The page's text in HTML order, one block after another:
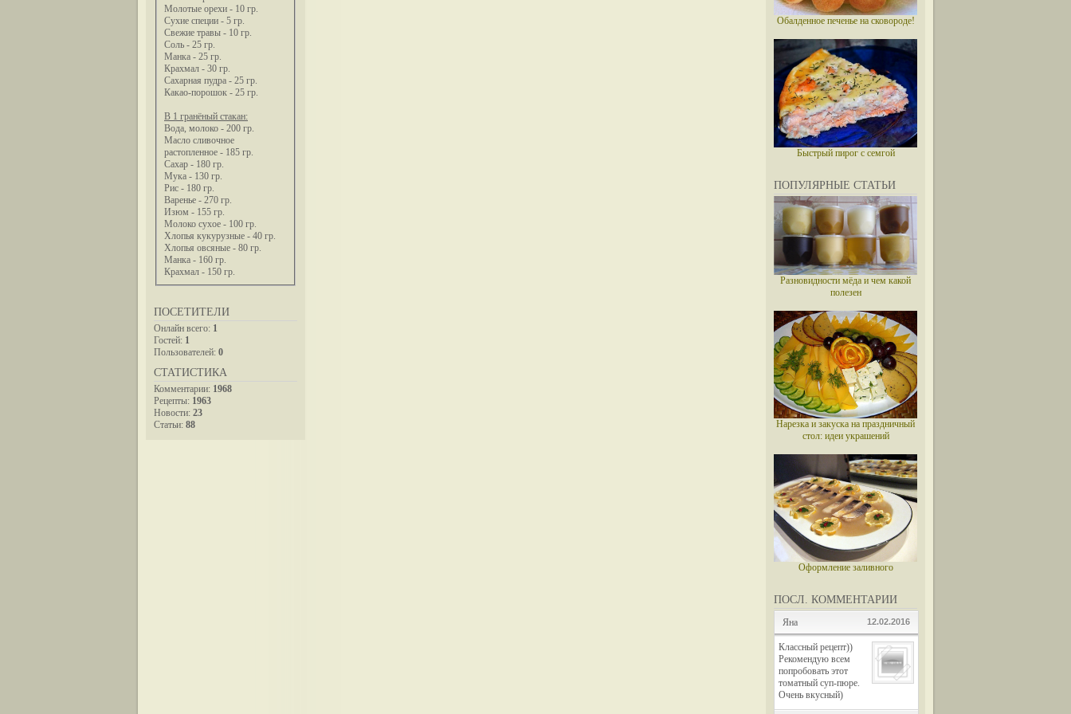
Молотые орехи - 10 гр.
Сухие специи - 5 гр.
Свежие травы - 10 гр.
Соль - 25 гр.
Манка - 25 гр.
Крахмал - 30 гр.
Сахарная пудра - 25 гр.
Какао-порошок - 25 гр.
В 1 гранёный стакан:
Вода, молоко - 200 гр.
Масло сливочное
растопленное - 185 гр.
Сахар - 180 гр.
Мука - 130 гр.
Рис - 180 гр.
Варенье - 270 гр.
Изюм - 155 гр.
Молоко сухое - 100 гр.
Хлопья кукурузные - 40 гр.
Хлопья овсяные - 80 гр.
Манка - 160 гр.
Крахмал - 150 гр.
ПОСЕТИТЕЛИ
Онлайн всего: 1
Гостей: 1
Пользователей: 0
СТАТИСТИКА
Комментарии: 1968
Рецепты: 1963
Новости: 23
Статьи: 88
Обалденное печенье на сковороде!
Быстрый пирог с семгой
ПОПУЛЯРНЫЕ СТАТЬИ
Разновидности мёда и чем какой
полезен
Нарезка и закуска на праздничный
стол: идеи украшений
Оформление заливного
ПОСЛ. КОММЕНТАРИИ
Яна 12.02.2016
Классный рецепт))
Рекомендую всем
попробовать этот
томатный суп-пюре.
Очень вкусный)